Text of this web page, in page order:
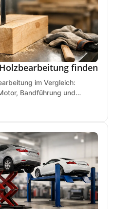
finden
im Vergleich:
Bandführung und